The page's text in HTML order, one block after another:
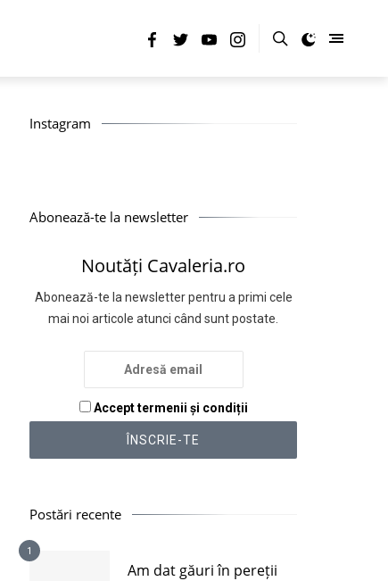
Instagram
Abonează-te la newsletter
Noutăți Cavaleria.ro
Abonează-te la newsletter pentru a primi cele
mai noi articole atunci când sunt postate.
Accept termenii și condiții
Postări recente
1
Am dat găuri în pereții